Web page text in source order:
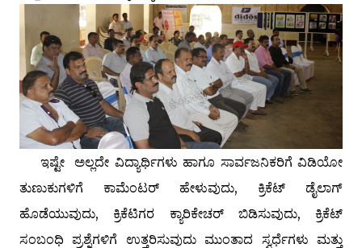
ಇಷ್ಟೇ ಅಲ್ಲದೇ ವಿದ್ಯಾರ್ಥಿಗಳು ಹಾಗೂ ಸಾರ್ವಜನಿಕರಿಗೆ ವಿಡಿಯೋ
ತುಣುಕುಗಳಿಗೆ ಕಾಮೆಂಟರ್ ಹೇಳುವುದು, ಕ್ರಿಕೆಟ್ ಡೈಲಾಗ್
ಹೊಡೆಯುವುದು, ಕ್ರಿಕೆಟಿಗರ ಕ್ಯಾರಿಕೇಚರ್ ಬಿಡಿಸುವುದು, ಕ್ರಿಕೆಟ್
ಸಂಬಂಧಿ ಪ್ರಶ್ನೆಗಳಿಗೆ ಉತ್ತರಿಸುವುದು ಮುಂತಾದ ಸ್ವರ್ಧೆಗಳು ಮತ್ತು